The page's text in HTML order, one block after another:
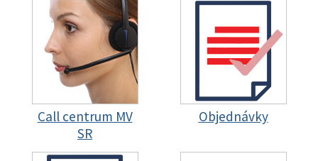
Call centrum MV
SR
Objednávky